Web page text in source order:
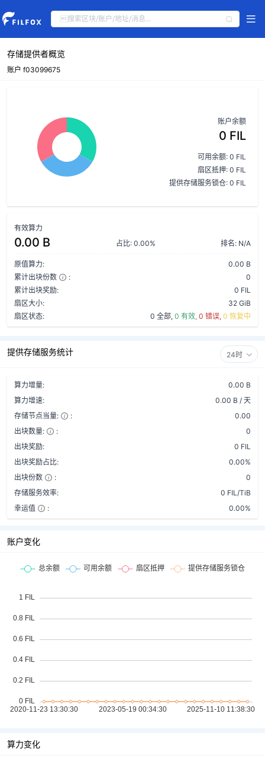
存储提供者概览
账户 f03099675
账户余额
0 FIL
可用余额: 0 FIL
扇区抵押: 0 FIL
提供存储服务锁仓: 0 FIL
有效算力
0.00 B 占比: 0.00% 排名: N/A
原值算力:
0.00 B
累计出块份数
:
0
累计出块奖励:
0 FIL
扇区大小:
32 GiB
扇区状态:
0 全部, 0 有效, 0 错误, 0 恢复中
提供存储服务统计 24时
算力增量:
0.00 B
算力增速:
0.00 B / 天
存储节点当量:
:
0.00
出块数量:
:
0
出块奖励:
0 FIL
出块奖励占比:
0.00%
出块份数
:
0
存储服务效率:
0 FIL/TiB
幸运值
: 0.00%
账户变化
算力变化